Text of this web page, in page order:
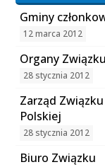
Gminy
12 marca 2012
Organy Związku
28 stycznia 2012
Zarząd
Polskiej
28 stycznia 2012
Biuro Związku